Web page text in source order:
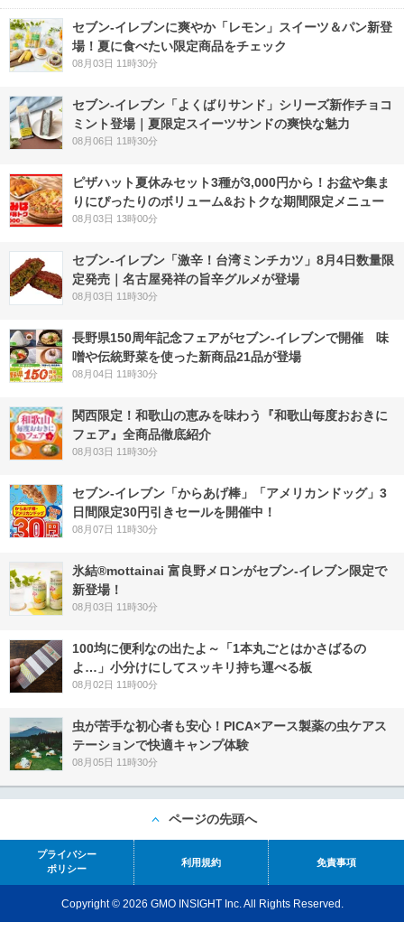
セブン‐イレブンに爽やか「レモン」スイーツ＆パン新登
場！夏に食べたい限定商品をチェック
08月03日 11時30分
セブン‐イレブン「よくばりサンド」シリーズ新作チョコ
ミント登場｜夏限定スイーツサンドの爽快な魅力
08月06日 11時30分
ピザハット夏休みセット3種が3,000円から！お盆や集ま
りにぴったりのボリューム&おトクな期間限定メニュー
08月03日 13時00分
セブン-イレブン「激辛！台湾ミンチカツ」8月4日数量限
定発売｜名古屋発祥の旨辛グルメが登場
08月03日 11時30分
長野県150周年記念フェアがセブン-イレブンで開催 味
噌や伝統野菜を使った新商品21品が登場
08月04日 11時30分
関西限定！和歌山の恵みを味わう『和歌山毎度おおきに
フェア』全商品徹底紹介
08月03日 11時30分
セブン‐イレブン「からあげ棒」「アメリカンドッグ」3
日間限定30円引きセールを開催中！
08月07日 11時30分
氷結®mottainai 富良野メロンがセブン‐イレブン限定で
新登場！
08月03日 11時30分
100均に便利なの出たよ～「1本丸ごとはかさばるの
よ…」小分けにしてスッキリ持ち運べる板
08月02日 11時00分
虫が苦手な初心者も安心！PICA×アース製薬の虫ケアス
テーションで快適キャンプ体験
08月05日 11時30分
ページの先頭へ
プライバシー
ポリシー
利用規約 免責事項
Copyright © 2026 GMO INSIGHT Inc. All Rights Reserved.